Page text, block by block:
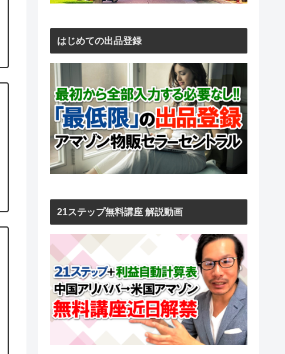
はじめての出品登録
21ステップ無料講座 解説動画